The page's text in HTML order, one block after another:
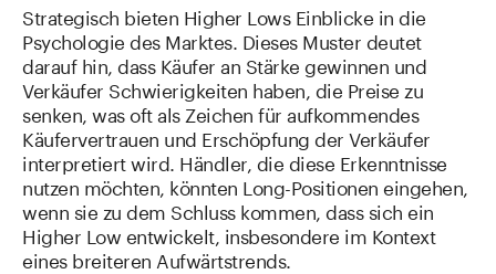
Strategisch bieten Higher Lows Einblicke in die
Psychologie des Marktes. Dieses Muster deutet
darauf hin, dass Käufer an Stärke gewinnen und
Verkäufer Schwierigkeiten haben, die Preise zu
senken, was oft als Zeichen für aufkommendes
Käufervertrauen und Erschöpfung der Verkäufer
interpretiert wird. Händler, die diese Erkenntnisse
nutzen möchten, könnten Long-Positionen eingehen,
wenn sie zu dem Schluss kommen, dass sich ein
Higher Low entwickelt, insbesondere im Kontext
eines breiteren Aufwärtstrends.